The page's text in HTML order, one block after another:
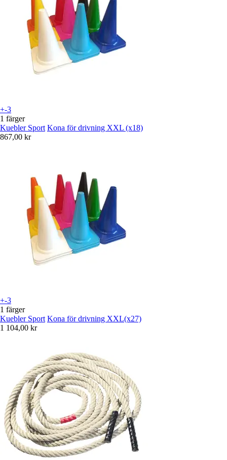
+-3
1 färger
Kuebler Sport Kona för drivning XXL (x18)
867,00 kr
+-3
1 färger
Kuebler Sport Kona för drivning XXL(x27)
1 104,00 kr